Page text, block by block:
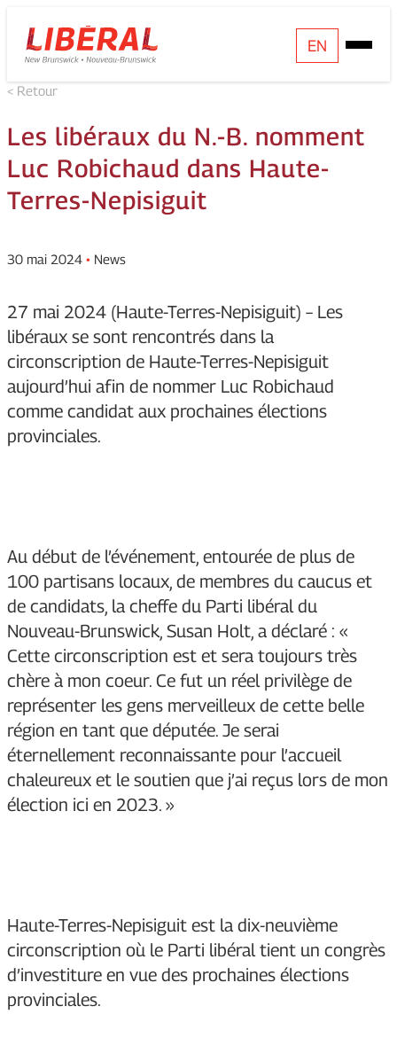
Skip
to
content
Homepage
Link
EN
Open
Mobile
< Retour
Les libéraux du N.-B. nomment
Luc Robichaud dans Haute-
Terres-Nepisiguit
30 mai 2024 • News
27 mai 2024 (Haute-Terres-Nepisiguit) – Les
libéraux se sont rencontrés dans la
circonscription de Haute-Terres-Nepisiguit
aujourd’hui afin de nommer Luc Robichaud
comme candidat aux prochaines élections
provinciales.
Au début de l’événement, entourée de plus de
100 partisans locaux, de membres du caucus et
de candidats, la cheffe du Parti libéral du
Nouveau-Brunswick, Susan Holt, a déclaré : «
Cette circonscription est et sera toujours très
chère à mon coeur. Ce fut un réel privilège de
représenter les gens merveilleux de cette belle
région en tant que députée. Je serai
éternellement reconnaissante pour l’accueil
chaleureux et le soutien que j’ai reçus lors de mon
élection ici en 2023. »
Haute-Terres-Nepisiguit est la dix-neuvième
circonscription où le Parti libéral tient un congrès
d’investiture en vue des prochaines élections
provinciales.